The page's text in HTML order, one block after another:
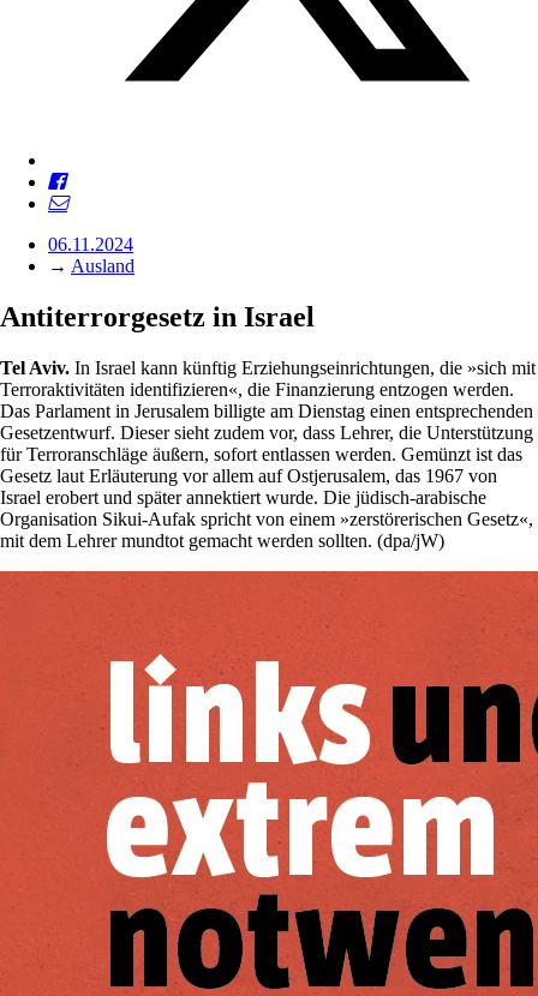
06.11.2024
→ Ausland
Antiterrorgesetz in Israel
Tel Aviv. In Israel kann künftig Erziehungseinrichtungen, die »sich mit
Terroraktivitäten identifizieren«, die Finanzierung entzogen werden.
Das Parlament in Jerusalem billigte am Dienstag einen entsprechenden
Gesetzentwurf. Dieser sieht zudem vor, dass Lehrer, die Unterstützung
für Terroranschläge äußern, sofort entlassen werden. Gemünzt ist das
Gesetz laut Erläuterung vor allem auf Ostjerusalem, das 1967 von
Israel erobert und später annektiert wurde. Die jüdisch-arabische
Organisation Sikui-Aufak spricht von einem »zerstörerischen Gesetz«,
mit dem Lehrer mundtot gemacht werden sollten. (dpa/jW)